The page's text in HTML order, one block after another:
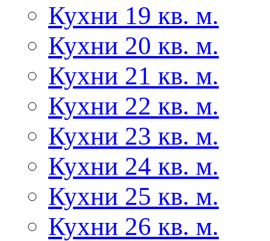
Кухни 19 кв. м.
Кухни 20 кв. м.
Кухни 21 кв. м.
Кухни 22 кв. м.
Кухни 23 кв. м.
Кухни 24 кв. м.
Кухни 25 кв. м.
Кухни 26 кв. м.